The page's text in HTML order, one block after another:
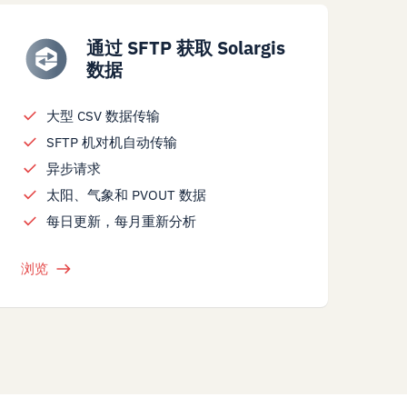
通过 SFTP 获取 Solargis
数据
大型 CSV 数据传输
SFTP 机对机自动传输
异步请求
太阳、气象和 PVOUT 数据
每日更新，每月重新分析
浏览